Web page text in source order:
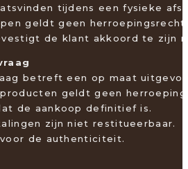
tijdens een fysieke
geldt geen
de klant akkoord te zijn
betreft een op maat
producten geldt geen
de aankoop definitief is.
zijn niet restitueerbaar.
voor de authenticiteit.